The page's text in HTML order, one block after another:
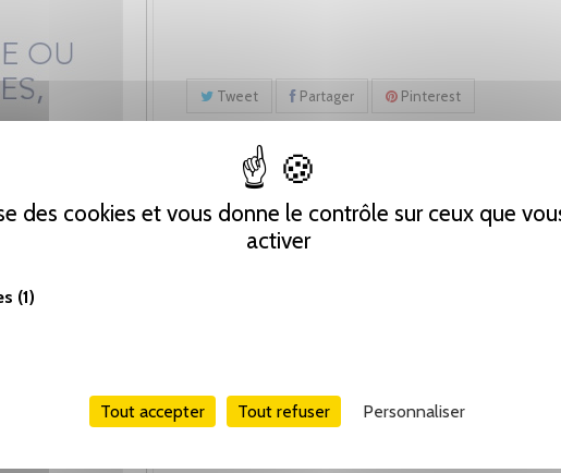
des cookies et vous donne le contrôle sur ceux que
activer
(1)
Tout accepter Tout refuser Personnaliser
Tweet Partager Pinterest